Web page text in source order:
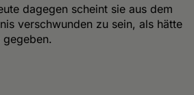
dagegen scheint sie aus dem
verschwunden zu sein, als hätte
gegeben.